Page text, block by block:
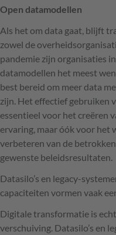
Open datamodellen
Als het om data gaat, blijft
zowel de
pandemie zijn organisaties
datamodellen het meest
best bereid om meer data
zijn. Het effectief gebruiken
essentieel voor het creëren
ervaring, maar óók voor het
verbeteren van de
gewenste beleidsresultaten.
Datasilo’s en legacy-
capaciteiten vormen vaak
Digitale transformatie is
verschuiving. Datasilo’s en